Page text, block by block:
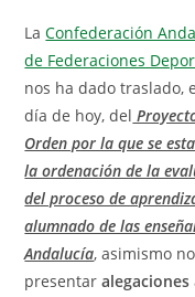
LaConfederación
de Federaciones
nos ha dado traslado,
día de hoy, del
Orden por la que se
la ordenación de la
del proceso de
alumnado de las
Andalucía, asimismo
presentaralegaciones